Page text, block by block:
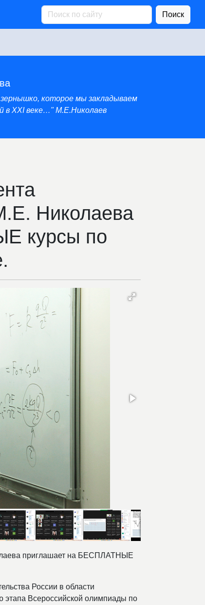
Поиск
которое мы закладываем
в XXI веке…" М.Е.Николаев
Николаева
курсы по
приглашает на БЕСПЛАТНЫЕ
России в области
Всероссийской олимпиады по